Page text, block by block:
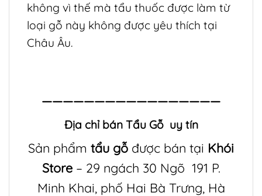
không vì thế mà tẩu thuốc được làm từ
loại gỗ này không được yêu thích tại
Châu Âu.
—————————————————
Địa chỉ bán Tẩu Gỗuy tín
Sản phẩm tẩu gỗ được bán tại Khói
Store– 29 ngách 30 Ngõ 191 P.
Minh Khai, phố Hai Bà Trưng, Hà